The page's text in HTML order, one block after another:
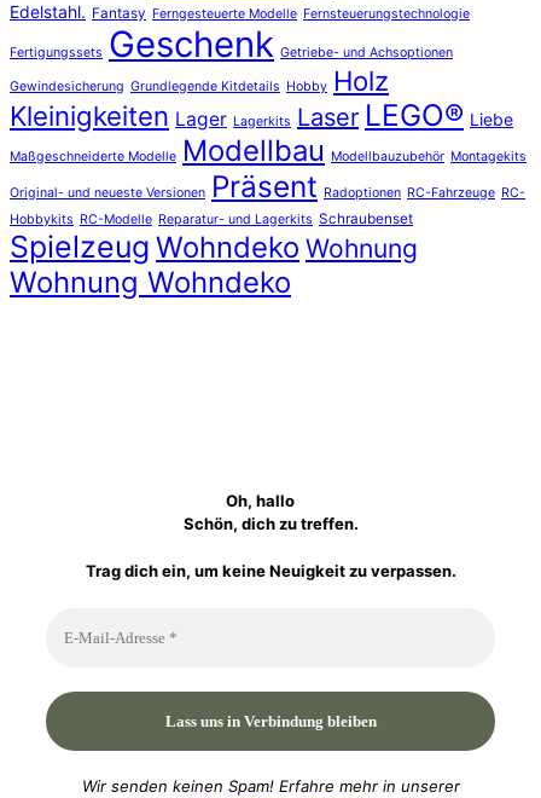
Edelstahl. Fantasy Ferngesteuerte Modelle Fernsteuerungstechnologie
Fertigungssets Geschenk Getriebe- und Achsoptionen
Gewindesicherung Grundlegende Kitdetails Hobby Holz
Kleinigkeiten Lager Lagerkits Laser LEGO® Liebe
Maßgeschneiderte Modelle Modellbau Modellbauzubehör Montagekits
Original- und neueste Versionen Präsent Radoptionen RC-Fahrzeuge RC-
Hobbykits RC-Modelle Reparatur- und Lagerkits Schraubenset
Spielzeug Wohndeko Wohnung
Wohnung Wohndeko
Oh, hallo
Schön, dich zu treffen.
Trag dich ein, um keine Neuigkeit zu verpassen.
Wir senden keinen Spam! Erfahre mehr in unserer